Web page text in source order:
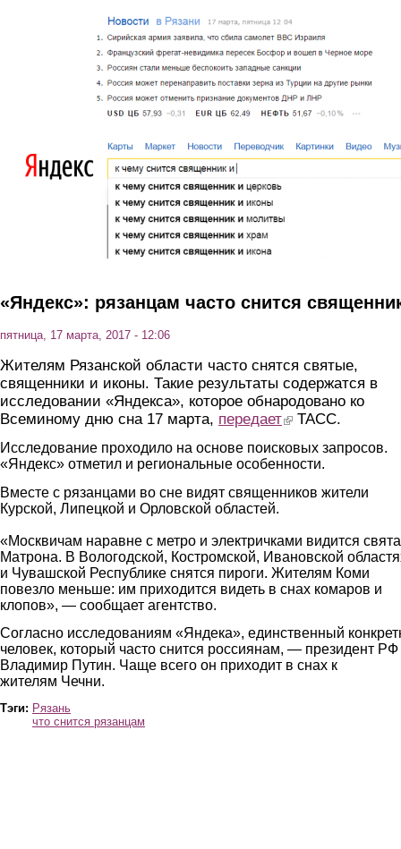
«Яндекс»: рязанцам часто снится
пятница, 17 марта, 2017 - 12:06
Жителям Рязанской области часто снятся святые,
священники и иконы. Такие результаты содержатся в
исследовании «Яндекса», которое обнародовано ко
Всеминому дню сна 17 марта, передает(link is external)
ТАСС.
Исследование проходило на основе поисковых запросов.
«Яндекс» отметил и региональные особенности.
Вместе с рязанцами во сне видят священников жители
Курской, Липецкой и Орловской областей.
«Москвичам наравне с метро и электричками видится
Матрона. В Вологодской, Костромской, Ивановской
и Чувашской Республике снятся пироги. Жителям Коми
повезло меньше: им приходится видеть в снах комаров и
клопов», — сообщает агентство.
Согласно исследованиям «Яндека», единственный
человек, который часто снится россиянам, — президент РФ
Владимир Путин. Чаще всего он приходит в снах к
жителям Чечни.
Тэги: Рязань
что снится рязанцам